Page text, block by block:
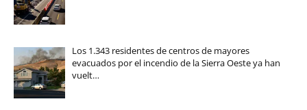
Los 1.343 residentes de centros de mayores
evacuados por el incendio de la Sierra Oeste ya han
vuelt…